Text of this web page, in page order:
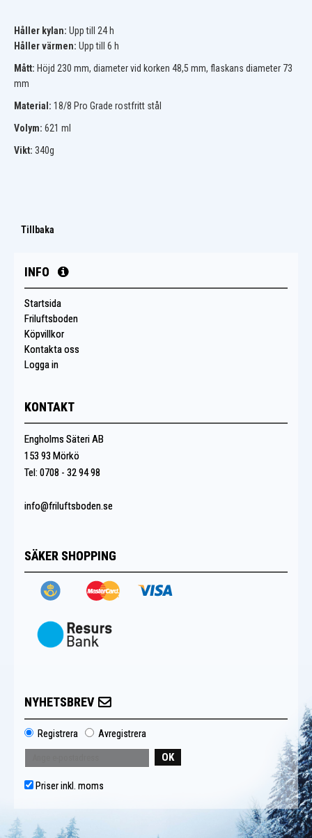
Håller kylan: Upp till 24 h
Håller värmen: Upp till 6 h
Mått: Höjd 230 mm, diameter vid korken 48,5 mm, flaskans diameter 73
mm
Material: 18/8 Pro Grade rostfritt stål
Volym: 621 ml
Vikt: 340g
Tillbaka
INFO
Startsida
Friluftsboden
Köpvillkor
Kontakta oss
Logga in
KONTAKT
Engholms Säteri AB
153 93 Mörkö
Tel: 0708 - 32 94 98
info@friluftsboden.se
SÄKER SHOPPING
NYHETSBREV
Registrera Avregistrera
OK
Priser inkl. moms